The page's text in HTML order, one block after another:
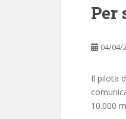
Per
04/04/
Il pilota
10.000